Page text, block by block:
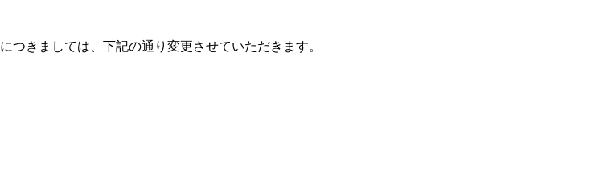
きましては、下記の通り変更させていただきます。